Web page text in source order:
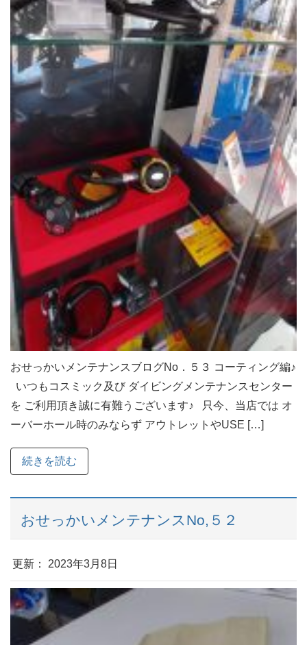
おせっかいメンテナンスブログNo．５３ コーティング編♪
いつもコスミック及び ダイビングメンテナンスセンター
を ご利用頂き誠に有難うございます♪ 只今、当店では オ
ーバーホール時のみならず アウトレットやUSE […]
続きを読む
おせっかいメンテナンスNo,５２
更新： 2023年3月8日